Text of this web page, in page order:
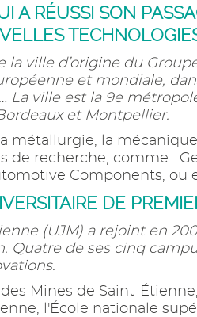
A RÉUSSI SON
ville d’origine du
et mondiale,
La ville est la 9e
et Montpellier.
métallurgie, la
recherche, comme :
Components, ou
DE
(UJM) a rejoint en
Quatre de ses cinq
Mines de Saint-
l'École nationale